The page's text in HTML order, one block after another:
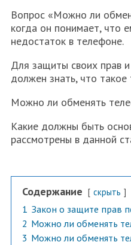
Вопрос «Можно ли
когда он понимает, что
недостаток в телефоне.
Для защиты своих прав
должен знать, что
Можно ли обменять
Какие должны быть
рассмотрены в данной
Содержание скрыть
1 Закон о защите прав
2 Можно ли обменять
3 Можно ли обменять